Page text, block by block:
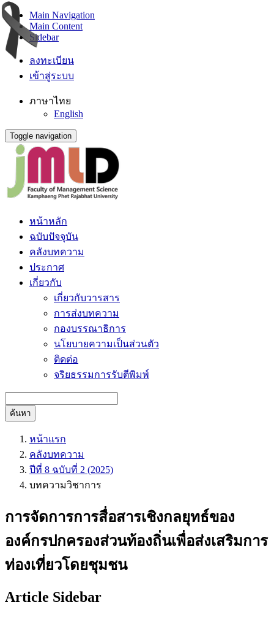
Main Navigation
Main Content
Sidebar
ลงทะเบียน
เข้าสู่ระบบ
ภาษาไทย
English
Toggle navigation
หน้าหลัก
ฉบับปัจจุบัน
คลังบทความ
ประกาศ
เกี่ยวกับ
เกี่ยวกับวารสาร
การส่งบทความ
กองบรรณาธิการ
นโยบายความเป็นส่วนตัว
ติดต่อ
จริยธรรมการรับตีพิมพ์
ค้นหา
หน้าแรก
คลังบทความ
ปีที่ 8 ฉบับที่ 2 (2025)
บทความวิชาการ
การจัดการการสื่อสารเชิงกลยุทธ์ของ
องค์กรปกครองส่วนท้องถิ่นเพื่อส่งเสริมการ
ท่องเที่ยวโดยชุมชน
Article Sidebar